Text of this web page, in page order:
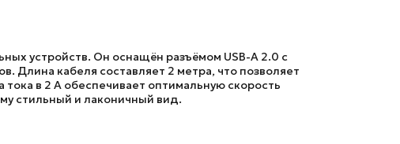
устройств. Он оснащён разъёмом USB-A 2.0 с
Длина кабеля составляет 2 метра, что позволяет
в 2 А обеспечивает оптимальную скорость
стильный и лаконичный вид.